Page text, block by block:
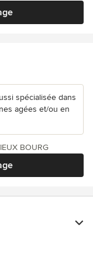
spécialisée dans
agées et/ou en
BOURG